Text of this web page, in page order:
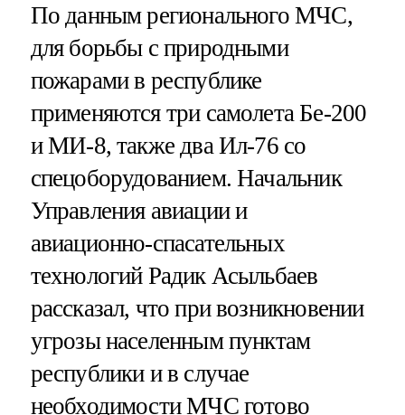
По данным регионального МЧС,
для борьбы с природными
пожарами в республике
применяются три самолета Бе-200
и МИ-8, также два Ил-76 со
спецоборудованием. Начальник
Управления авиации и
авиационно-спасательных
технологий Радик Асыльбаев
рассказал, что при возникновении
угрозы населенным пунктам
республики и в случае
необходимости МЧС готово